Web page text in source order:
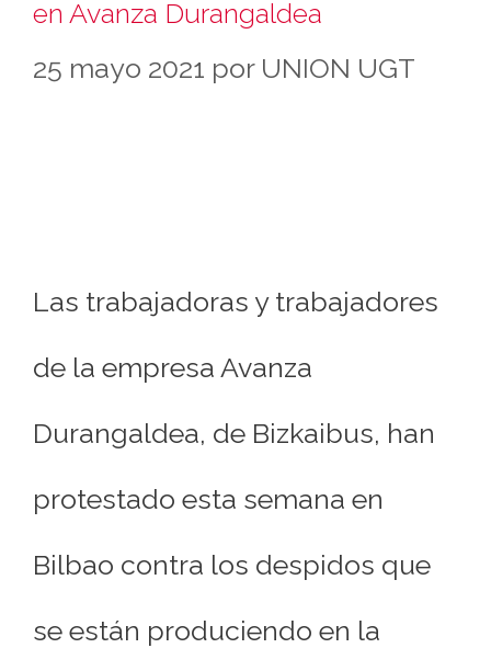
en Avanza Durangaldea
25 mayo 2021 por UNION UGT
Las trabajadoras y trabajadores
de la empresa Avanza
Durangaldea, de Bizkaibus, han
protestado esta semana en
Bilbao contra los despidos que
se están produciendo en la